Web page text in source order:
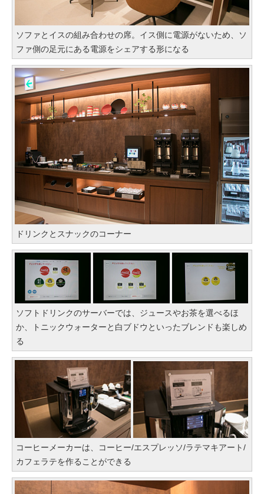
ソファとイスの組み合わせの席。イス側に電源がないため、ソ
ファ側の足元にある電源をシェアする形になる
ドリンクとスナックのコーナー
ソフトドリンクのサーバーでは、ジュースやお茶を選べるほ
か、トニックウォーターと白ブドウといったブレンドも楽しめ
る
コーヒーメーカーは、コーヒー/エスプレッソ/ラテマキアート/
カフェラテを作ることができる